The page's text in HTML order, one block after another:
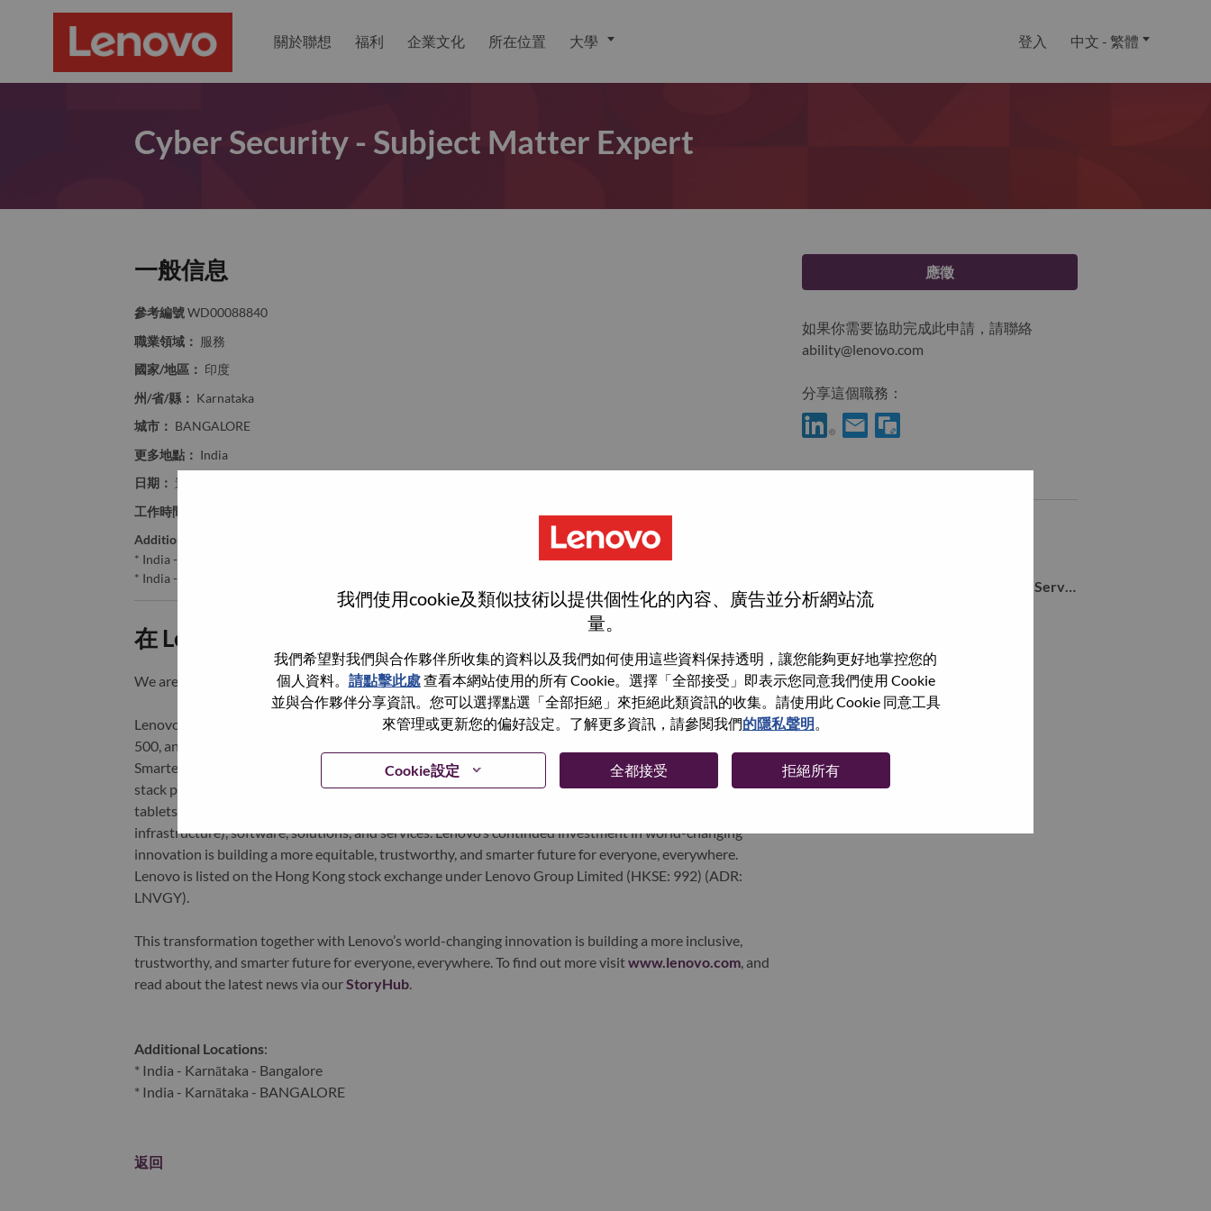
我們使用cookie及類似技術以提供個性化的內容、廣告並分析網站流
量。
我們希望對我們與合作夥伴所收集的資料以及我們如何使用這些資料保持透明，讓您能夠更好地掌控您的
個人資料。 請點擊此處查看本網站使用的所有 Cookie。選擇「全部接受」即表示您同意我們使用 Cookie
並與合作夥伴分享資訊。您可以選擇點選「全部拒絕」來拒絕此類資訊的收集。請使用此 Cookie 同意工具
來管理或更新您的偏好設定。了解更多資訊，請參閱我們的隱私聲明
Cookie設定 全都接受 拒絕所有
關於聯想 福利 企業文化 所在位置 大學 登入 中文 - 繁體
Cyber Security - Subject Matter Expert
一般信息
參考編號 WD00088840
職業領域： 服務
國家/地區： 印度
州/省/縣： Karnataka
城市： BANGALORE
更多地點： India
日期： 週日, 九月 28, 2025
工作時間：
Additional Locations
* India - Karnātaka - Bangalore
* India - Karnātaka - BANGALORE
在 Lenovo 工作的好處
We are Lenovo. We do what we say. We own what we do. We WOW our customers.
Lenovo is a US$83 billion revenue global technology powerhouse, ranked #153 in the Fortune Global
500, and serving millions of customers every day in 180 markets. Focused on a bold vision to deliver
Smarter Technology for All, Lenovo has built on its success as the world’s largest PC company with a full-
stack portfolio of AI-enabled, AI-ready, and AI-optimized devices (PCs, workstations, smartphones,
tablets), infrastructure (server, storage, edge, high performance computing and software defined
infrastructure), software, solutions, and services. Lenovo’s continued investment in world-changing
innovation is building a more equitable, trustworthy, and smarter future for everyone, everywhere.
Lenovo is listed on the Hong Kong stock exchange under Lenovo Group Limited (HKSE: 992) (ADR:
LNVGY).
This transformation together with Lenovo’s world-changing innovation is building a more inclusive,
trustworthy, and smarter future for everyone, everywhere. To find out more visitwww.lenovo.com, and
read about the latest news via our StoryHub.
Additional Locations:
* India - Karnātaka - Bangalore
* India - Karnātaka - BANGALORE
返回
應徵
如果你需要協助完成此申請，請聯絡
ability@lenovo.com
分享這個職務：
Staff Engineer - Advanced Managed Services, SSG Hybrid Cloud & AI Delivery
BANGALORE, Karnataka, 印度,
BANGALORE, Karnataka, 印度,
SAP Basis & Integration Engineer
BANGALORE, Karnataka, 印度,
瀏覽全部